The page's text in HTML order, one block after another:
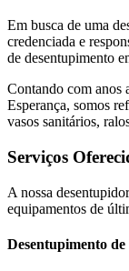
Em busca de uma
credenciada e
de desentupimento
Contando com anos
Esperança, somos
vasos sanitários,
Serviços
A nossa
equipamentos de
Desentupimento de